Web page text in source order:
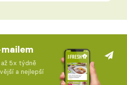
5x týdně
a nejlepší